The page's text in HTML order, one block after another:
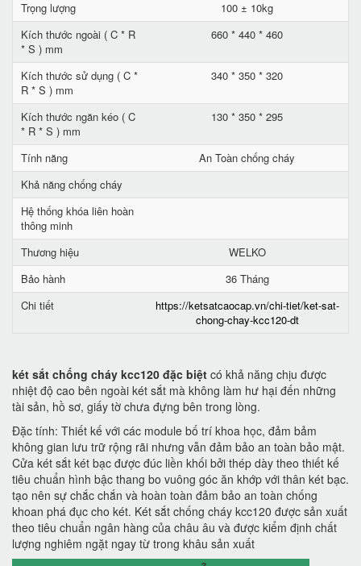
Trọng lượng
100 ± 10kg
Kích thước ngoài ( C * R
* S ) mm
660 * 440 * 460
Kích thước sử dụng ( C *
R * S ) mm
340 * 350 * 320
Kích thước ngăn kéo ( C
* R * S ) mm
130 * 350 * 295
Tính năng
An Toàn chống cháy
Khả năng chống cháy
Hệ thống khóa liên hoàn
thông minh
Thương hiệu
WELKO
Bảo hành
36 Tháng
Chi tiết
https://ketsatcaocap.vn/chi-tiet/ket-sat-
chong-chay-kcc120-dt
két sắt chống cháy kcc120 đặc biệt có khả năng chịu được
nhiệt độ cao bên ngoài két sắt mà không làm hư hại đến những
tài sản, hồ sơ, giấy tờ chưa đựng bên trong lòng.
Đặc tính: Thiết kế với các module bố trí khoa học, đảm bảm
không gian lưu trữ rộng rãi nhưng vẫn đảm bảo an toàn bảo mật.
Cửa két sắt két bạc được đúc liền khối bởi thép dày theo thiết kế
tiêu chuẩn hình bậc thang bo vuông góc ăn khớp với thân két bạc.
tạo nên sự chắc chắn và hoàn toàn đảm bảo an toàn chống
khoan phá đục cho két. Két sắt chống cháy kcc120 được sản xuất
theo tiêu chuẩn ngân hàng của châu âu và được kiểm định chất
lượng nghiêm ngặt ngay từ trong khâu sản xuất